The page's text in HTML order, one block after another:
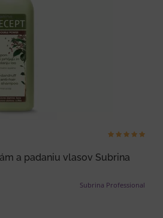
a padaniu vlasov Subrina
Subrina Professional